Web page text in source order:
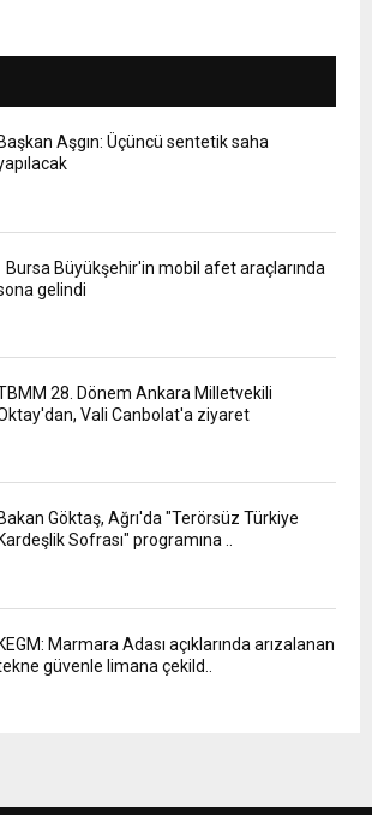
Başkan Aşgın: Üçüncü sentetik saha
Bursa Büyükşehir'in mobil afet araçlarında
gelindi
28. Dönem Ankara Milletvekili
Vali Canbolat'a ziyaret
Bakan Göktaş, Ağrı'da "Terörsüz Türkiye
Kardeşlik Sofrası" programına ..
KEGM: Marmara Adası açıklarında arızalanan
güvenle limana çekild..